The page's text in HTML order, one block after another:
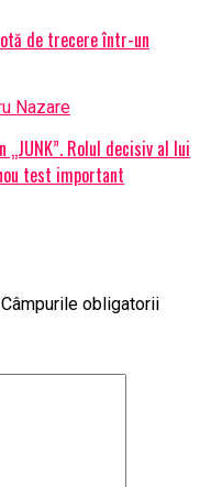
de trecere într-un
Rolul decisiv al lui
test important
Câmpurile obligatorii